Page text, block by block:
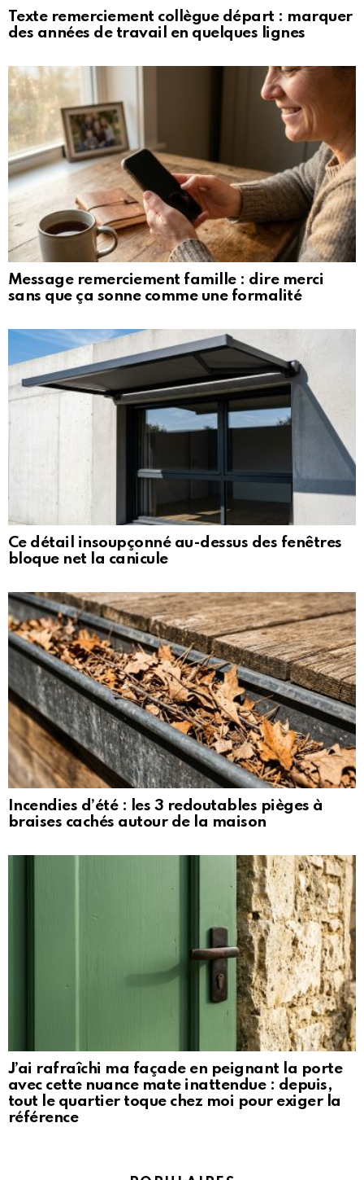
Texte remerciement collègue départ : marquer
des années de travail en quelques lignes
Message remerciement famille : dire merci
sans que ça sonne comme une formalité
Ce détail insoupçonné au-dessus des fenêtres
bloque net la canicule
Incendies d’été : les 3 redoutables pièges à
braises cachés autour de la maison
J’ai rafraîchi ma façade en peignant la porte
avec cette nuance mate inattendue : depuis,
tout le quartier toque chez moi pour exiger la
référence